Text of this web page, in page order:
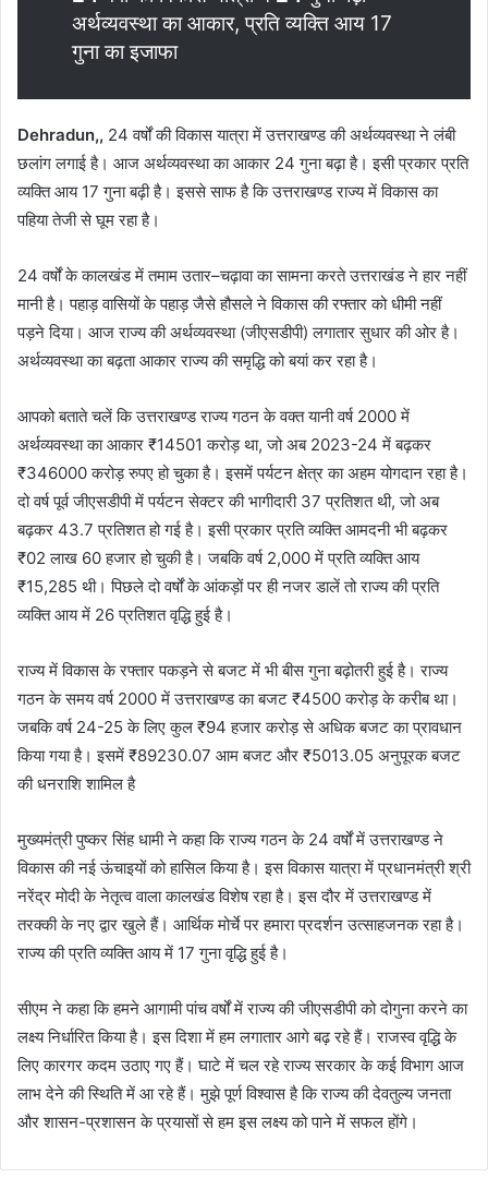
अर्थव्यवस्था का आकार, प्रति व्यक्ति आय 17
गुना का इजाफा
Dehradun,, 24 वर्षों की विकास यात्रा में उत्तराखण्ड की अर्थव्यवस्था ने लंबी
छलांग लगाई है। आज अर्थव्यवस्था का आकार 24 गुना बढ़ा है। इसी प्रकार प्रति
व्यक्ति आय 17 गुना बढ़ी है। इससे साफ है कि उत्तराखण्ड राज्य में विकास का
पहिया तेजी से घूम रहा है।
24 वर्षों के कालखंड में तमाम उतार–चढ़ावा का सामना करते उत्तराखंड ने हार नहीं
मानी है। पहाड़ वासियों के पहाड़ जैसे हौसले ने विकास की रफ्तार को धीमी नहीं
पड़ने दिया। आज राज्य की अर्थव्यवस्था (जीएसडीपी) लगातार सुधार की ओर है।
अर्थव्यवस्था का बढ़ता आकार राज्य की समृद्धि को बयां कर रहा है।
आपको बताते चलें कि उत्तराखण्ड राज्य गठन के वक्त यानी वर्ष 2000 में
अर्थव्यवस्था का आकार ₹14501 करोड़ था, जो अब 2023-24 में बढ़कर
₹346000 करोड़ रुपए हो चुका है। इसमें पर्यटन क्षेत्र का अहम योगदान रहा है।
दो वर्ष पूर्व जीएसडीपी में पर्यटन सेक्टर की भागीदारी 37 प्रतिशत थी, जो अब
बढ़कर 43.7 प्रतिशत हो गई है। इसी प्रकार प्रति व्यक्ति आमदनी भी बढ़कर
₹02 लाख 60 हजार हो चुकी है। जबकि वर्ष 2,000 में प्रति व्यक्ति आय
₹15,285 थी। पिछले दो वर्षों के आंकड़ों पर ही नजर डालें तो राज्य की प्रति
व्यक्ति आय में 26 प्रतिशत वृद्धि हुई है।
राज्य में विकास के रफ्तार पकड़ने से बजट में भी बीस गुना बढ़ोतरी हुई है। राज्य
गठन के समय वर्ष 2000 में उत्तराखण्ड का बजट ₹4500 करोड़ के करीब था।
जबकि वर्ष 24-25 के लिए कुल ₹94 हजार करोड़ से अधिक बजट का प्रावधान
किया गया है। इसमें ₹89230.07 आम बजट और ₹5013.05 अनुपूरक बजट
की धनराशि शामिल है
मुख्यमंत्री पुष्कर सिंह धामी ने कहा कि राज्य गठन के 24 वर्षों में उत्तराखण्ड ने
विकास की नई ऊंचाइयों को हासिल किया है। इस विकास यात्रा में प्रधानमंत्री श्री
नरेंद्र मोदी के नेतृत्व वाला कालखंड विशेष रहा है। इस दौर में उत्तराखण्ड में
तरक्की के नए द्वार खुले हैं। आर्थिक मोर्चे पर हमारा प्रदर्शन उत्साहजनक रहा है।
राज्य की प्रति व्यक्ति आय में 17 गुना वृद्धि हुई है।
सीएम ने कहा कि हमने आगामी पांच वर्षों में राज्य की जीएसडीपी को दोगुना करने का
लक्ष्य निर्धारित किया है। इस दिशा में हम लगातार आगे बढ़ रहे हैं। राजस्व वृद्धि के
लिए कारगर कदम उठाए गए हैं। घाटे में चल रहे राज्य सरकार के कई विभाग आज
लाभ देने की स्थिति में आ रहे हैं। मुझे पूर्ण विश्वास है कि राज्य की देवतुल्य जनता
और शासन-प्रशासन के प्रयासों से हम इस लक्ष्य को पाने में सफल होंगे।